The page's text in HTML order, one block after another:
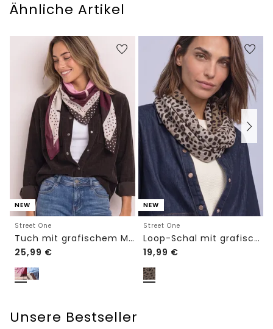
Ähnliche Artikel
NEW
Street One
Tuch mit grafischem Muster
25,99 €
NEW
Street One
Loop-Schal mit grafischem Muster
19,99 €
Unsere Bestseller